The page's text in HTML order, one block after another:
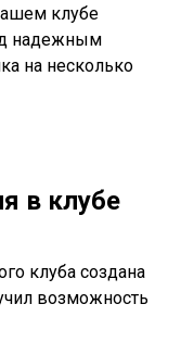
клубе
надежным
на несколько
в клубе
клуба создана
возможность